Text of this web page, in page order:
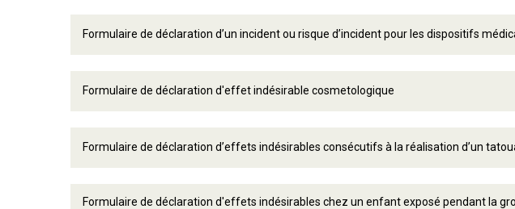
Formulaire de déclaration d’un incident ou risque d’incident pour les dispositifs
Formulaire de déclaration d'effet indésirable cosmetologique
Formulaire de déclaration d’effets indésirables consécutifs à la réalisation d’un
Formulaire de déclaration d'effets indésirables chez un enfant exposé pendant la